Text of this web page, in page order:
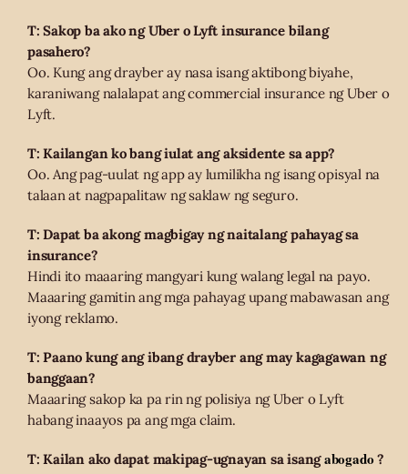
T: Sakop ba ako ng Uber o Lyft insurance bilang
pasahero?
Oo. Kung ang drayber ay nasa isang aktibong biyahe,
karaniwang nalalapat ang commercial insurance ng Uber o
Lyft.
T: Kailangan ko bang iulat ang aksidente sa app?
Oo. Ang pag-uulat ng app ay lumilikha ng isang opisyal na
talaan at nagpapalitaw ng saklaw ng seguro.
T: Dapat ba akong magbigay ng naitalang pahayag sa
insurance?
Hindi ito maaaring mangyari kung walang legal na payo.
Maaaring gamitin ang mga pahayag upang mabawasan ang
iyong reklamo.
T: Paano kung ang ibang drayber ang may kagagawan ng
banggaan?
Maaaring sakop ka pa rin ng polisiya ng Uber o Lyft
habang inaayos pa ang mga claim.
T: Kailan ako dapat makipag-ugnayan sa isangabogado ?